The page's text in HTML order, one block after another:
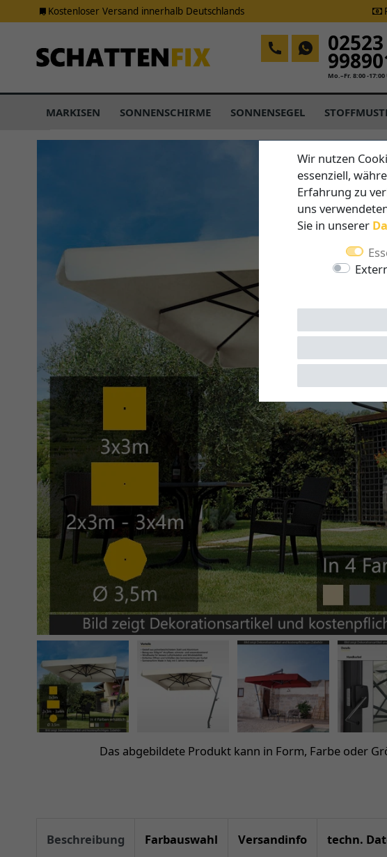
Kostenloser Versand innerhalb Deutschlands
02523
Mo.–Fr. 8:00 -
MARKISEN SONNENSCHIRME SONNENSEGEL
Das abgebildete Produkt kann in Form, Farbe oder
Beschreibung Farbauswahl Versandinfo techn.
Wir nutzen
essenziell,
Erfahrung zu
uns
Sie in unserer